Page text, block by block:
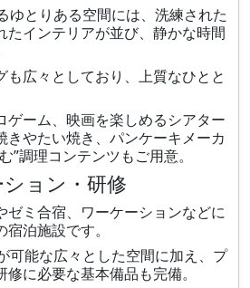
ゆとりある空間には、洗練された
たインテリアが並び、静かな時間
も広々としており、上質なひとと
ゲーム、映画を楽しめるシアター
きやたい焼き、パンケーキメーカ
”調理コンテンツもご用意。
ョン・研修
ゼミ合宿、ワーケーションなどに
泊施設です。
可能な広々とした空間に加え、プ
に必要な基本備品も完備。